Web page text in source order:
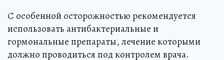
С особенной осторожностью рекомендуется
использовать антибактериальные и
гормональные препараты, лечение которыми
должно проводиться под контролем врача.